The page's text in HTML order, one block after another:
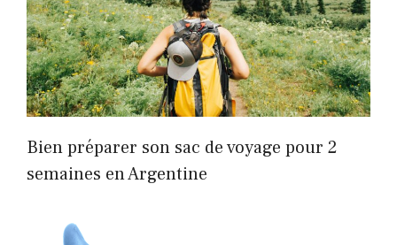
Bien préparer son sac de voyage pour 2
semaines en Argentine